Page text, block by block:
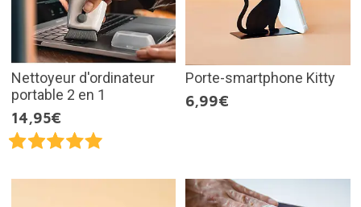
Nettoyeur d'ordinateur
portable 2 en 1
14,95€
Porte-smartphone Kitty
6,99€